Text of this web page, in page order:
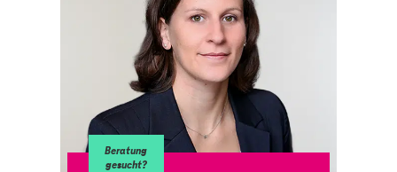
Beratung
gesucht?